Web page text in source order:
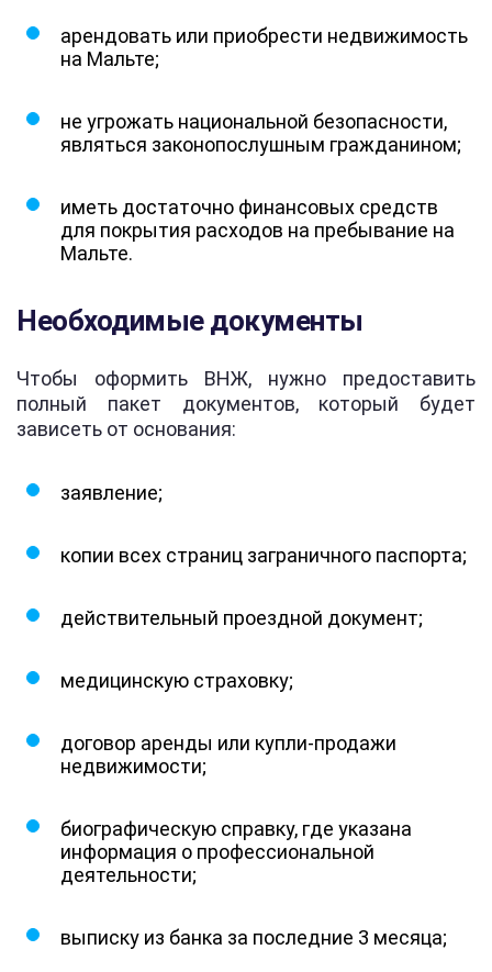
арендовать или приобрести недвижимость
на Мальте;
не угрожать национальной безопасности,
являться законопослушным гражданином;
иметь достаточно финансовых средств
для покрытия расходов на пребывание на
Мальте.
Необходимые документы
Чтобы оформить ВНЖ, нужно предоставить
полный пакет документов, который будет
зависеть от основания:
заявление;
копии всех страниц заграничного паспорта;
действительный проездной документ;
медицинскую страховку;
договор аренды или купли-продажи
недвижимости;
биографическую справку, где указана
информация о профессиональной
деятельности;
выписку из банка за последние 3 месяца;